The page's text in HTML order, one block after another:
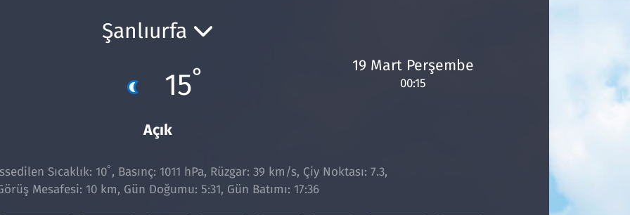
Şanlıurfa
15°
Açık
19 Mart Perşembe
00:15
Sıcaklık: 10° , Basınç: 1011 hPa, Rüzgar: 39 km/s, Çiy Noktası: 7.3,
Mesafesi: 10 km, Gün Doğumu: 5:31, Gün Batımı: 17:36